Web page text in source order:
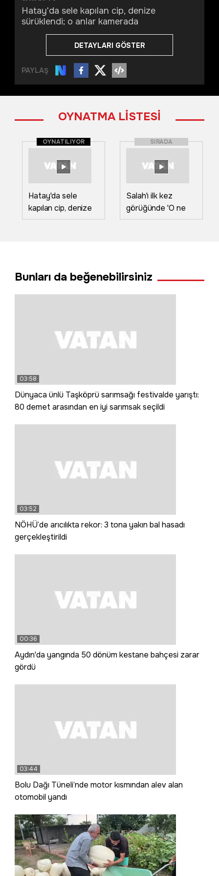
Hatay'da sele kapılan cip, denize
sürüklendi; o anlar kamerada
DETAYLARI GÖSTER
PAYLAŞ
OYNATMA LİSTESİ
OYNATILIYOR
Hatay'da sele
kapılan cip, denize
sürüklendi; o anlar
SIRADA
Salah'ı ilk kez
görüğünde 'O ne
bilama bişe' diyen
Bunları da beğenebilirsiniz
03:58
Dünyaca ünlü Taşköprü sarımsağı festivalde yarıştı:
80 demet arasından en iyi sarımsak seçildi
03:52
NÖHÜ’de arıcılıkta rekor: 3 tona yakın bal hasadı
gerçekleştirildi
00:36
Aydın'da yangında 50 dönüm kestane bahçesi zarar
gördü
03:44
Bolu Dağı Tüneli’nde motor kısmından alev alan
otomobil yandı